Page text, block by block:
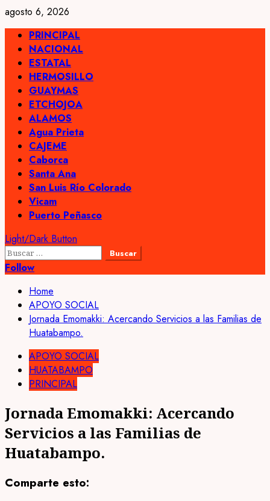
Skip
to
content
agosto 6, 2026
Primary
Menu
PRINCIPAL
NACIONAL
ESTATAL
HERMOSILLO
GUAYMAS
ETCHOJOA
ALAMOS
Agua Prieta
CAJEME
Caborca
Santa Ana
San Luis Río Colorado
Vicam
Puerto Peñasco
Light/Dark Button
Buscar:
Follow
Home
APOYO SOCIAL
Jornada Emomakki: Acercando Servicios a las Familias de
Huatabampo.
APOYO SOCIAL
HUATABAMPO
PRINCIPAL
Jornada Emomakki: Acercando
Servicios a las Familias de
Huatabampo.
Comparte esto: